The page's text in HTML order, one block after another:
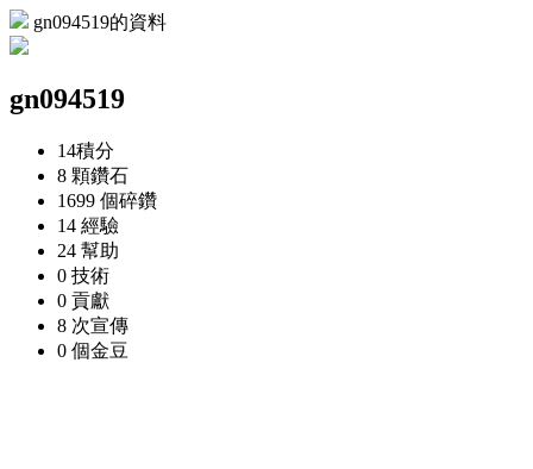
gn094519的資料
gn094519
14積分
8 顆鑽石
1699 個碎鑽
14 經驗
24 幫助
0 技術
0 貢獻
8 次宣傳
0 個金豆